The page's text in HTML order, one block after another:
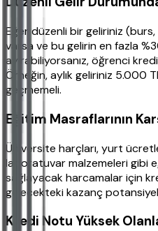
Eğer düzenli bir geliriniz
varsa ve bu gelirin en fazla
ayırabiliyorsanız, öğrenci
Örneğin, aylık geliriniz 5.000
geçmemeli.
Eğitim Masraflarının
Üniversite harçları, yurt
laboratuvar malzemeleri gibi
sağlayacak harcamalar için
gelecekteki kazanç
Kredi Notu Yüksek